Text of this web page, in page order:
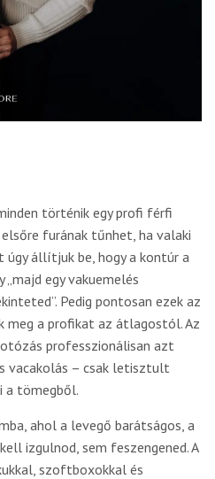
történik egy profi férfi
furának tűnhet, ha valaki
állítjuk be, hogy a kontúr a
„majd egy vakuemelés
Pedig pontosan ezek az
a profikat az átlagostól. Az
professzionálisan azt
vacakolás – csak letisztult
a tömegből.
ahol a levegő barátságos, a
izgulnod, sem feszengened. A
szoftboxokkal és